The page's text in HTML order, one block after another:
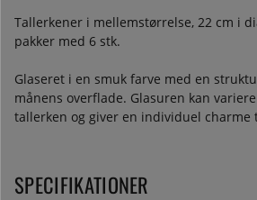
Tallerkener i mellemstørrelse, 22 cm i
pakker med 6 stk.
Glaseret i en smuk farve med en
månens overflade. Glasuren kan
tallerken og giver en individuel charme
SPECIFIKATIONER